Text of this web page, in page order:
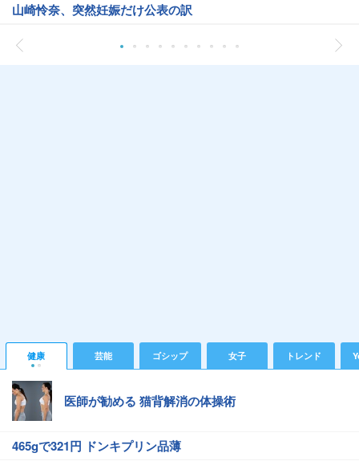
山崎怜奈、突然妊娠だけ公表の訳
健康 芸能 ゴシップ 女子 トレンド
医師が勧める 猫背解消の体操術
465gで321円 ドンキプリン品薄